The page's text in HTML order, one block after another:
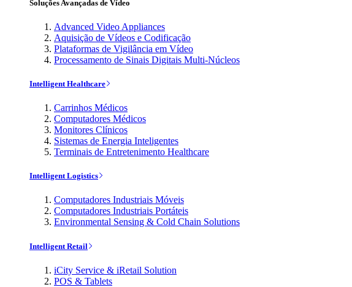
Soluções Avançadas de Vídeo
Advanced Video Appliances
Aquisição de Vídeos e Codificação
Plataformas de Vigilância em Vídeo
Processamento de Sinais Digitais Multi-Núcleos
Intelligent Healthcare
Carrinhos Médicos
Computadores Médicos
Monitores Clínicos
Sistemas de Energia Inteligentes
Terminais de Entretenimento Healthcare
Intelligent Logistics
Computadores Industriais Móveis
Computadores Industriais Portáteis
Environmental Sensing & Cold Chain Solutions
Intelligent Retail
iCity Service & iRetail Solution
POS & Tablets